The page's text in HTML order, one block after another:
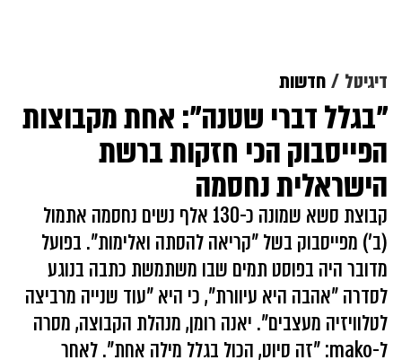
דיגיטל חדשות
"בגלל דברי שטנה": אחת מקבוצות
הפייסבוק הכי חזקות ברשת
הישראלית נחסמה
קבוצת סשא שמונה כ-130 אלף נשים נחסמה אתמול
(ב') מפייסבוק בשל "קריאה להסתה ואלימות". בפועל
מדובר היה בפוסט תמים שבו משתמשת כתבה בנוגע
לסדרה "אהבה היא עיוורת", כי היא "עוד שנייה מרביצה
לטלוויזיה מעצבים". יאנה רומן, מנהלת הקבוצה, מסרה
ל-mako: "זה סיוט, הכול בגלל מילה אחת". לאחר